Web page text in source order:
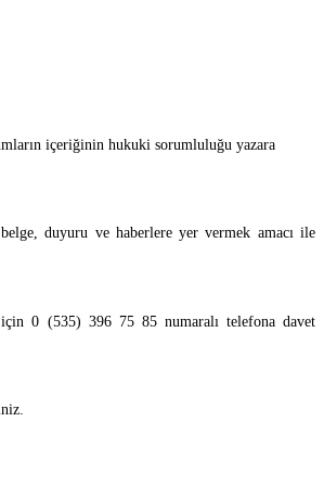
içeriğinin hukuki sorumluluğu yazara
duyuru ve haberlere yer vermek amacı ile
0 (535) 396 75 85 numaralı telefona davet